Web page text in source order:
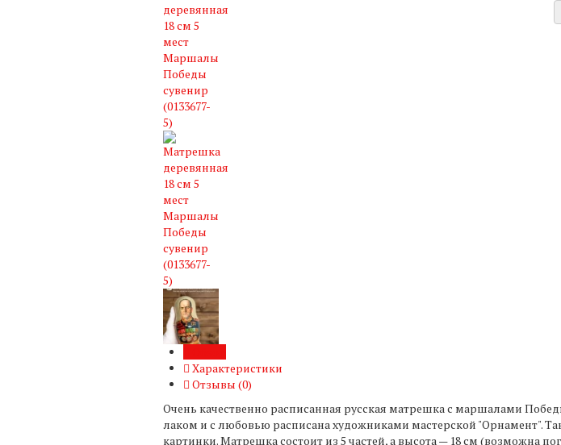
Характеристики
Отзывы (0)
Очень качественно расписанная русская матрешка с маршалами
лаком и с любовью расписана художниками мастерской "Орнамент".
картинки. Матрешка состоит из 5 частей, а высота — 18 см (возможна